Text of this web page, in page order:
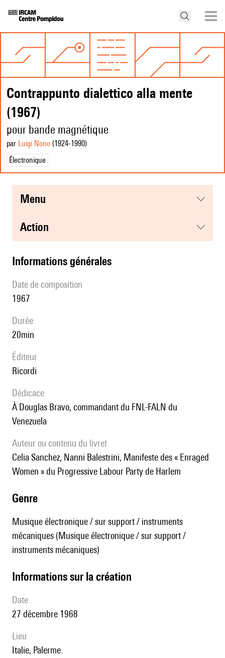
Contrappunto dialettico alla mente
(1967)
pour bande magnétique
par Luigi Nono (1924-1990)
Électronique
menu
action
informations générales
date de composition
1967
durée
20min
éditeur
Ricordi
Dédicace
à Douglas Bravo, commandant du FNL-FALN du
Venezuela
Auteur ou contenu du livret
Celia Sanchez, Nanni Balestrini, Manifeste des « Enraged
Women » du Progressive Labour Party de Harlem
genre
Musique électronique / sur support / instruments
mécaniques (Musique électronique / sur support /
instruments mécaniques)
informations sur la création
date
27 décembre 1968
lieu
Italie, Palerme.